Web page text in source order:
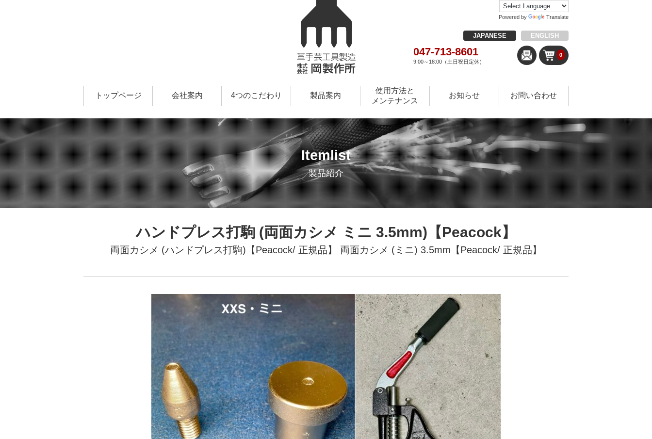
Powered by Translate
JAPANESE ENGLISH
047-713-8601
9:00～18:00（土日祝日定休）
0
トップページ 会社案内 4つのこだわり 製品案内
使用方法と
メンテナンス
お知らせ お問い合わせ
Itemlist
製品紹介
ハンドプレス打駒 (両面カシメ ミニ 3.5mm)【Peacock】
両面カシメ (ハンドプレス打駒)【Peacock/ 正規品】 両面カシメ (ミニ) 3.5mm【Peacock/ 正規品】